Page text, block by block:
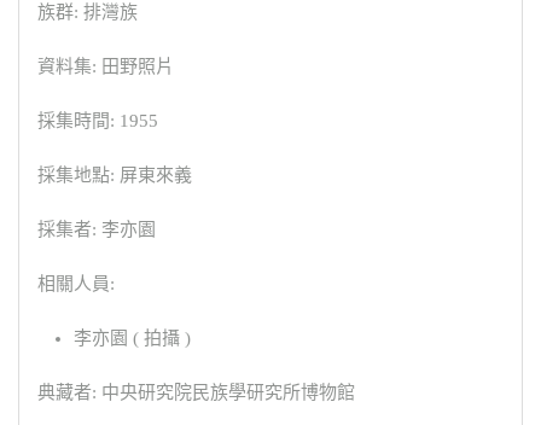
族群: 排灣族
資料集: 田野照片
採集時間: 1955
採集地點: 屏東來義
採集者: 李亦園
相關人員:
李亦園 ( 拍攝 )
典藏者: 中央研究院民族學研究所博物館